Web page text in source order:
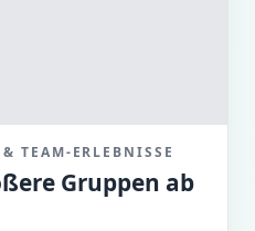
TEAM-ERLEBNISSE
Gruppen ab